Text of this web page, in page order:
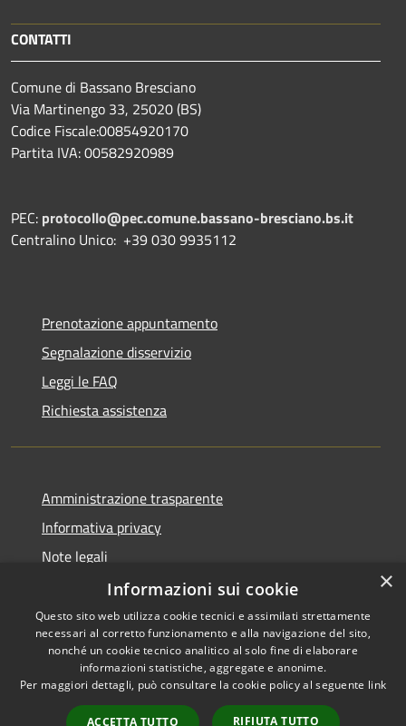
CONTATTI
Comune di Bassano Bresciano
Via Martinengo 33, 25020 (BS)
Codice Fiscale:00854920170
Partita IVA: 00582920989
PEC: protocollo@pec.comune.bassano-bresciano.bs.it
Centralino Unico: +39 030 9935112
Prenotazione appuntamento
Segnalazione disservizio
Leggi le FAQ
Richiesta assistenza
Amministrazione trasparente
Informativa privacy
Note legali
Dichiarazione di accessibilità
RSS
Accessibilità
Copyright © 2026 • Comune di
byMunicipium Accesso
×
Informazioni sui cookie
Questo sito web utilizza cookie tecnici e assimilati strettamente
necessari al corretto funzionamento e alla navigazione del sito,
nonché un cookie tecnico analitico al solo fine di elaborare
informazioni statistiche, aggregate e anonime.
Per maggiori dettagli, può consultare la cookie policy al seguente link
ACCETTA TUTTO RIFIUTA TUTTO